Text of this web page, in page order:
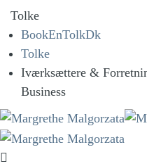
Tolke
BookEnTolkDk
Tolke
Iværksættere &
Business